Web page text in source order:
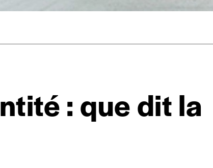
: que dit la
est proposé àPRIX LIBRE.
indicatif. De cette manière, vous soutenez le travail de
au numéro.
papier ou numérique.
avec en communication le